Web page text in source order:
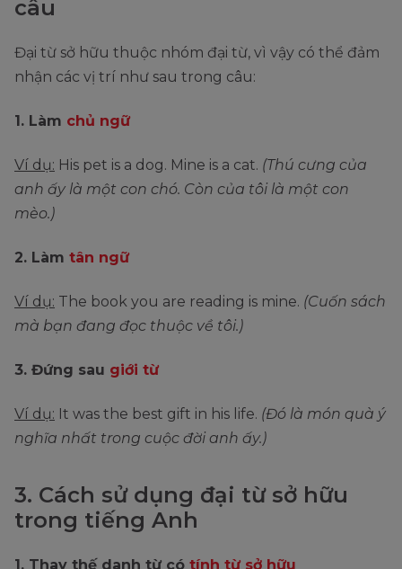
câu
Đại từ sở hữu thuộc nhóm đại từ, vì vậy có thể đảm
nhận các vị trí như sau trong câu:
1. Làm chủ ngữ
Ví dụ: His pet is a dog. Mine is a cat. (Thú cưng của
anh ấy là một con chó. Còn của tôi là một con
mèo.)
2. Làm tân ngữ
Ví dụ: The book you are reading is mine. (Cuốn sách
mà bạn đang đọc thuộc về tôi.)
3. Đứng sau giới từ
Ví dụ: It was the best gift in his life. (Đó là món quà ý
nghĩa nhất trong cuộc đời anh ấy.)
3. Cách sử dụng đại từ sở hữu
trong tiếng Anh
1. Thay thế danh từ có tính từ sở hữu